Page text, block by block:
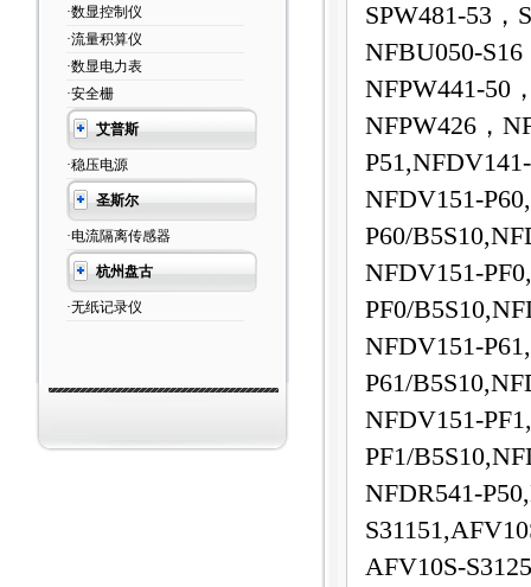
·数显控制仪
·流量积算仪
·数显电力表
·安全栅
艾普斯
·稳压电源
圣斯尔
·电流隔离传感器
杭州盘古
·无纸记录仪
SPW481-53
NFBU050-
NFPW441-50
NFPW426，
NFDV151-
P60/
NFDV151-
PF0/
NFDV151-
P61/
NFDV151-
PF1/
NFDR541-
AFV10S-